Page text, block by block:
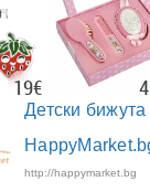
19€
Детски
http://happymarket.bg